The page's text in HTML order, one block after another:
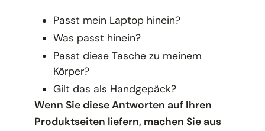
Passt mein Laptop hinein?
Was passt hinein?
Passt diese Tasche zu meinem
Körper?
Gilt das als Handgepäck?
Wenn Sie diese Antworten auf Ihren
Produktseiten liefern, machen Sie aus